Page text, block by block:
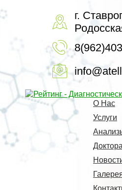
г.
О Нас
Услуги
Доктора